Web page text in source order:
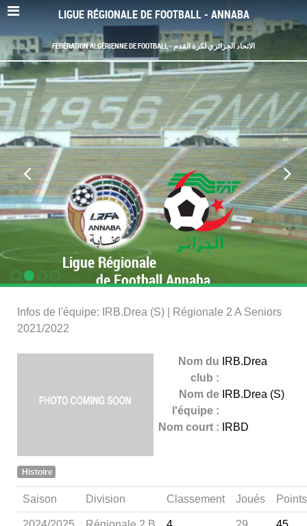
LIGUE RÉGIONALE DE FOOTBALL - ANNABA
FÉDÉRATION ALGÉRIENNE DE FOOTBALL - الاتحاد الجزائري لكرة القدم
Ligue Régionale
de Football Annaba
Infos de l'équipe: IRB.Drea (S) | Régionale 2 A Seniors
2021/2022
Nom du
club :
IRB.Drea
Nom de
l'équipe :
IRB.Drea (S)
Nom court : IRBD
Histoire
Saison Division Classement Joués Points